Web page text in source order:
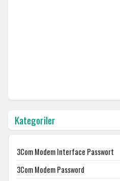
Kategoriler
3Com Modem Interface Passwort
3Com Modem Password